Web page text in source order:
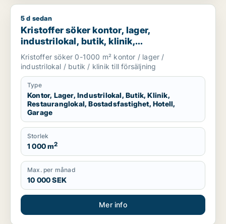
Kristoffer söker kontor, lager, industrilokal, butik, klinik,
5 d sedan
Kristoffer söker kontor, lager,
industrilokal, butik, klinik,
restauranglokal, bostadsfastighet, hotell
eller garage till salu i Sotenäs, Vårgårda
eller Grästorp m.fl.
Kristoffer söker 0-1000 m² kontor / lager /
industrilokal / butik / klinik till försäljning
Type
Kontor, Lager, Industrilokal, Butik, Klinik,
Restauranglokal, Bostadsfastighet, Hotell,
Garage
Storlek
1 000 m2
Max. per månad
10 000 SEK
Mer info